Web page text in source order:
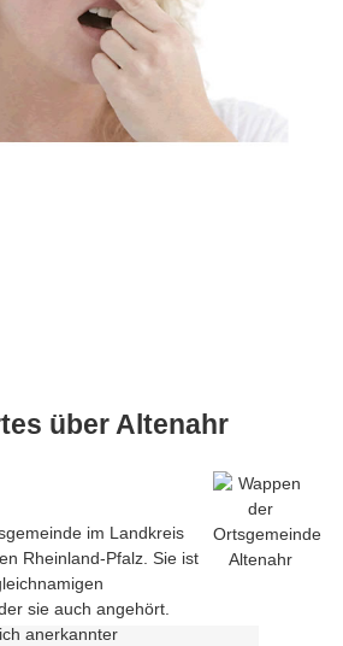
über Altenahr
im Landkreis
Rheinland-Pfalz. Sie ist
sie auch angehört.
anerkannter